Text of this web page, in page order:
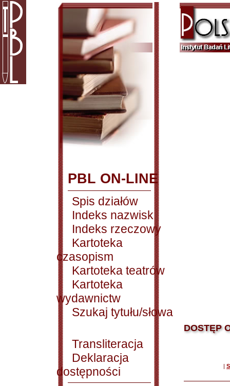
PBL ON-LINE
Spis działów
Indeks nazwisk
Indeks rzeczowy
Kartoteka
czasopism
Kartoteka teatrów
Kartoteka
wydawnictw
Szukaj tytułu/słowa
Transliteracja
Deklaracja
dostępności
DOSTĘP
|